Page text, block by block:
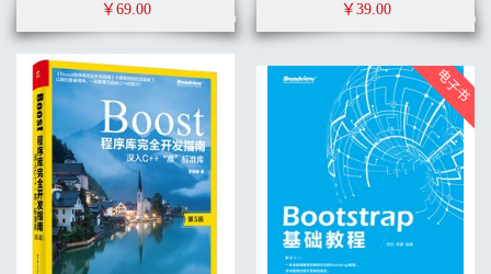
￥69.00 ￥39.00